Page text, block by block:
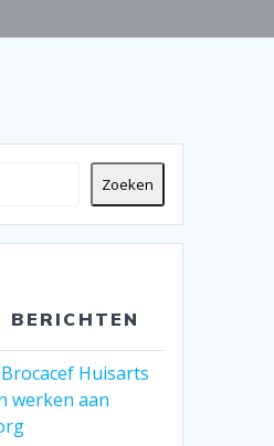
Zoeken
BERICHTEN
Huisarts
werken aan